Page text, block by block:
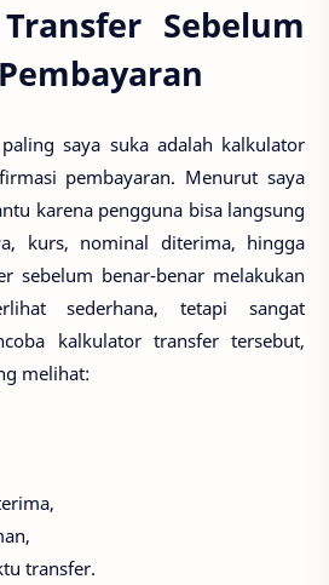
Sebelum
saya suka adalah kalkulator
pembayaran. Menurut saya
karena pengguna bisa langsung
kurs, nominal diterima, hingga
sebelum benar-benar melakukan
sederhana, tetapi sangat
kalkulator transfer tersebut,
melihat:
transfer.